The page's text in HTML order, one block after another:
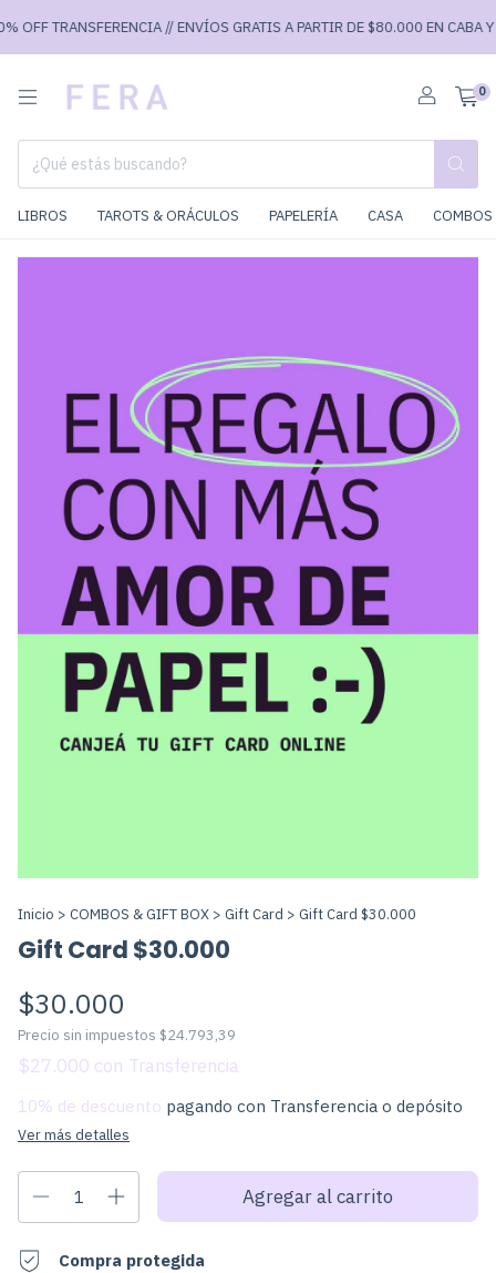
OFF TRANSFERENCIA // ENVÍOS GRATIS A PARTIR DE $80.000 EN CABA Y
0
LIBROS TAROTS & ORÁCULOS PAPELERÍA CASA
Inicio > COMBOS & GIFT BOX > Gift Card > Gift Card $30.000
Gift Card $30.000
$30.000
Precio sin impuestos $24.793,39
$27.000 con
10% de descuento pagando con Transferencia o depósito
Ver más detalles
Compra protegida